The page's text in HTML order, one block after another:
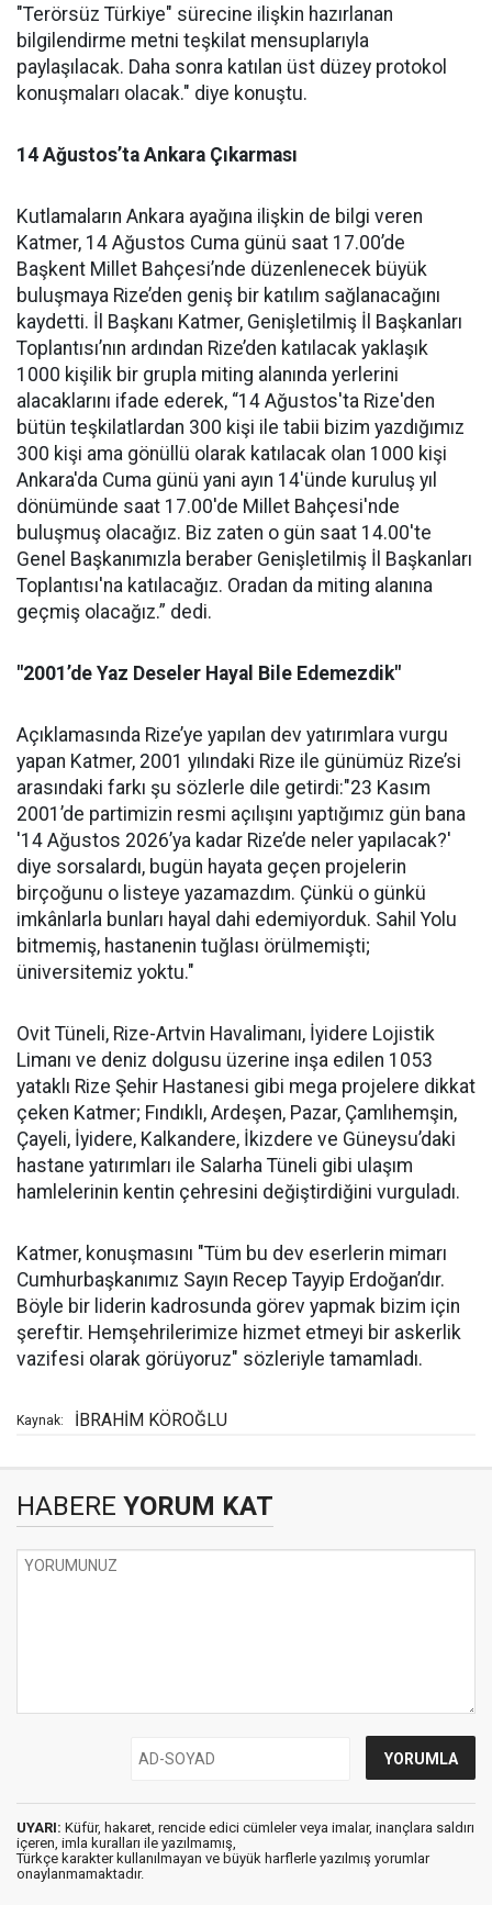
"Terörsüz Türkiye" sürecine ilişkin hazırlanan
bilgilendirme metni teşkilat mensuplarıyla
paylaşılacak. Daha sonra katılan üst düzey protokol
konuşmaları olacak." diye konuştu.
14 Ağustos’ta Ankara Çıkarması
Kutlamaların Ankara ayağına ilişkin de bilgi veren
Katmer, 14 Ağustos Cuma günü saat 17.00’de
Başkent Millet Bahçesi’nde düzenlenecek büyük
buluşmaya Rize’den geniş bir katılım sağlanacağını
kaydetti. İl Başkanı Katmer, Genişletilmiş İl Başkanları
Toplantısı’nın ardından Rize’den katılacak yaklaşık
1000 kişilik bir grupla miting alanında yerlerini
alacaklarını ifade ederek, “14 Ağustos'ta Rize'den
bütün teşkilatlardan 300 kişi ile tabii bizim yazdığımız
300 kişi ama gönüllü olarak katılacak olan 1000 kişi
Ankara'da Cuma günü yani ayın 14'ünde kuruluş yıl
dönümünde saat 17.00'de Millet Bahçesi'nde
buluşmuş olacağız. Biz zaten o gün saat 14.00'te
Genel Başkanımızla beraber Genişletilmiş İl Başkanları
Toplantısı'na katılacağız. Oradan da miting alanına
geçmiş olacağız.” dedi.
"2001’de Yaz Deseler Hayal Bile Edemezdik"
Açıklamasında Rize’ye yapılan dev yatırımlara vurgu
yapan Katmer, 2001 yılındaki Rize ile günümüz Rize’si
arasındaki farkı şu sözlerle dile getirdi:"23 Kasım
2001’de partimizin resmi açılışını yaptığımız gün bana
'14 Ağustos 2026’ya kadar Rize’de neler yapılacak?'
diye sorsalardı, bugün hayata geçen projelerin
birçoğunu o listeye yazamazdım. Çünkü o günkü
imkânlarla bunları hayal dahi edemiyorduk. Sahil Yolu
bitmemiş, hastanenin tuğlası örülmemişti;
üniversitemiz yoktu."
Ovit Tüneli, Rize-Artvin Havalimanı, İyidere Lojistik
Limanı ve deniz dolgusu üzerine inşa edilen 1053
yataklı Rize Şehir Hastanesi gibi mega projelere dikkat
çeken Katmer; Fındıklı, Ardeşen, Pazar, Çamlıhemşin,
Çayeli, İyidere, Kalkandere, İkizdere ve Güneysu’daki
hastane yatırımları ile Salarha Tüneli gibi ulaşım
hamlelerinin kentin çehresini değiştirdiğini vurguladı.
Katmer, konuşmasını "Tüm bu dev eserlerin mimarı
Cumhurbaşkanımız Sayın Recep Tayyip Erdoğan’dır.
Böyle bir liderin kadrosunda görev yapmak bizim için
şereftir. Hemşehrilerimize hizmet etmeyi bir askerlik
vazifesi olarak görüyoruz" sözleriyle tamamladı.
Kaynak: İBRAHİM KÖROĞLU
HABERE YORUM KAT
UYARI: Küfür, hakaret, rencide edici cümleler veya imalar, inançlara saldırı
içeren, imla kuralları ile yazılmamış,
Türkçe karakter kullanılmayan ve büyük harflerle yazılmış yorumlar
onaylanmamaktadır.